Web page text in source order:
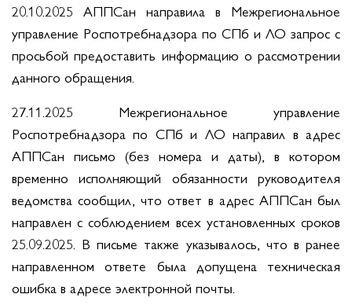
20.10.2025 АППСан направила в Межрегиональное
управление Роспотребнадзора по СПб и ЛО запрос с
просьбой предоставить информацию о рассмотрении
данного обращения.
27.11.2025 Межрегиональное управление
Роспотребнадзора по СПб и ЛО направил в адрес
АППСан письмо (без номера и даты), в котором
временно исполняющий обязанности руководителя
ведомства сообщил, что ответ в адрес АППСан был
направлен с соблюдением всех установленных сроков
25.09.2025. В письме также указывалось, что в ранее
направленном ответе была допущена техническая
ошибка в адресе электронной почты.